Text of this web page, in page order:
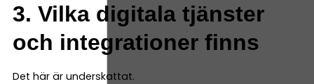
3. Vilka digitala tjänster
och integrationer finns
Det här är underskattat.